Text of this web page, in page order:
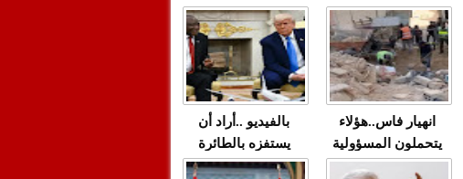
بفاس يعبرون عن
ارتياحهم بعد إنهاء عقد
شركة "سيتي باص"
شاهد القاذفة النووية
في تدريب مع ثماني
مقاتلات من نوع F-16
تابعة للقوات الجوية
الملكية المغربية
بالفيديو ..أراد أن
يستفزه بالطائرة
القطرية لكن ترامب
انهيار فاس..هؤلاء
يتحملون المسؤولية
ومآسي العمارات